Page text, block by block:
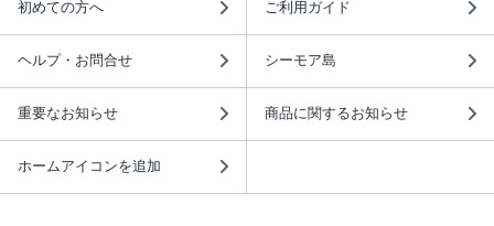
初めての方へ ご利用ガイド
ヘルプ・お問合せ シーモア島
重要なお知らせ 商品に関するお知らせ
ホームアイコンを追加